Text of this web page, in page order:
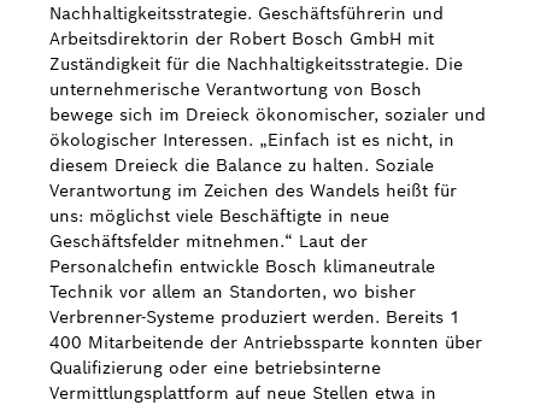
Nachhaltigkeitsstrategie. Geschäftsführerin und
Arbeitsdirektorin der Robert Bosch GmbH mit
Zuständigkeit für die Nachhaltigkeitsstrategie. Die
unternehmerische Verantwortung von Bosch
bewege sich im Dreieck ökonomischer, sozialer und
ökologischer Interessen. „Einfach ist es nicht, in
diesem Dreieck die Balance zu halten. Soziale
Verantwortung im Zeichen des Wandels heißt für
uns: möglichst viele Beschäftigte in neue
Geschäftsfelder mitnehmen.“ Laut der
Personalchefin entwickle Bosch klimaneutrale
Technik vor allem an Standorten, wo bisher
Verbrenner-Systeme produziert werden. Bereits 1
400 Mitarbeitende der Antriebssparte konnten über
Qualifizierung oder eine betriebsinterne
Vermittlungsplattform auf neue Stellen etwa in